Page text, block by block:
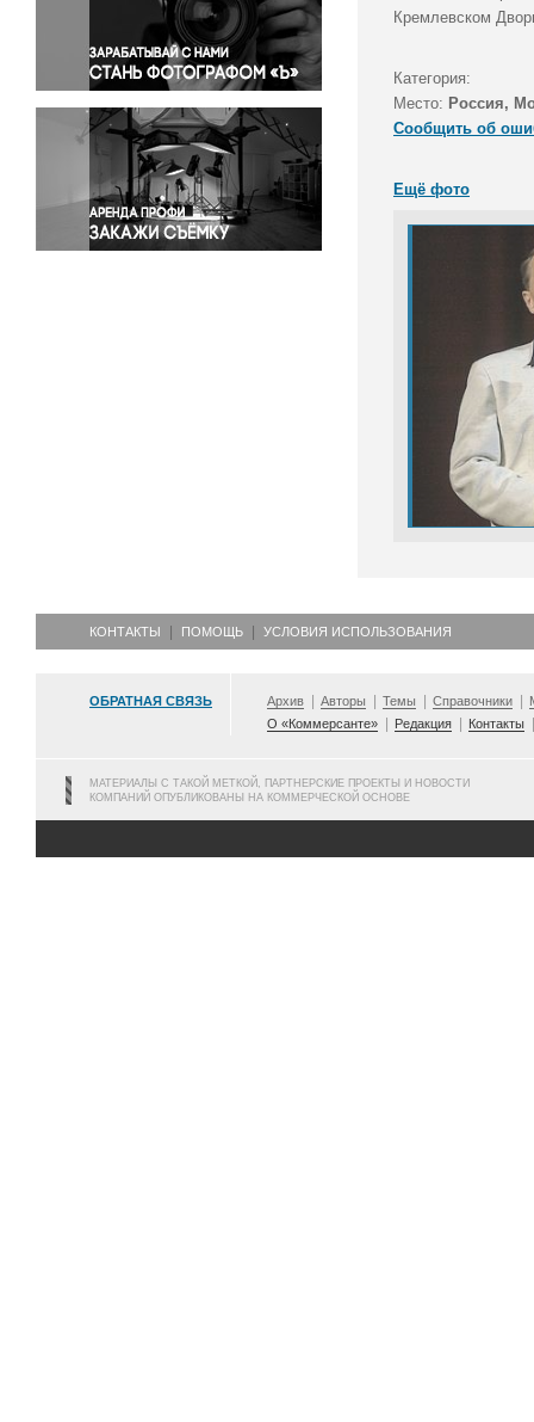
Правосудие
Происшествия и конфликты
Религия
Светская жизнь
Спорт
Экология
Экономика и бизнес
Кремлевском
Категория:
Место: Россия,
Сообщить об
Ещё фото
КОНТАКТЫ ПОМОЩЬ УСЛОВИЯ ИСПОЛЬЗОВАНИЯ
ОБРАТНАЯ СВЯЗЬ Архив Авторы Темы Справочники
О «Коммерсанте»
Редакция Контакты
МАТЕРИАЛЫ С ТАКОЙ МЕТКОЙ, ПАРТНЕРСКИЕ ПРОЕКТЫ И НОВОСТИ
КОМПАНИЙ ОПУБЛИКОВАНЫ НА КОММЕРЧЕСКОЙ ОСНОВЕ